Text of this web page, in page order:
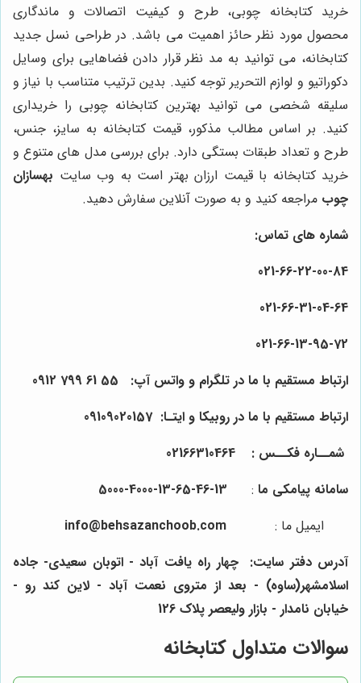
خرید کتابخانه چوبی، طرح و کیفیت اتصالات و ماندگاری
محصول مورد نظر حائز اهمیت می باشد. در طراحی نسل جدید
کتابخانه، می توانید به مد نظر قرار دادن فضاهایی برای وسایل
دکوراتیو و لوازم التحریر توجه کنید. بدین ترتیب متناسب با نیاز و
سلیقه شخصی می توانید بهترین کتابخانه چوبی را خریداری
کنید. بر اساس مطالب مذکور، قیمت کتابخانه به سایز، جنس،
طرح و تعداد طبقات بستگی دارد. برای بررسی مدل های متنوع و
خرید کتابخانه با قیمت ارزان بهتر است به وب سایت بهسازان
چوب مراجعه کنید و به صورت آنلاین سفارش دهید.
شماره های تماس:
021-66-22-00-84
021-66-31-04-64
021-66-13-95-72
ارتباط مستقیم با ما در تلگرام و واتس آپ:
0912 799 61 55
ارتباط مستقیم با ما در روبیکا و ایتـا: 0910
9020157
شمــاره فکــس :
02166310464
سامانه پیامکی ما :
13-46-65-13-4000-5000
ایمیل ما :
info@behsazanchoob.com
آدرس دفتر سایت: چهار راه یافت آباد - اتوبان سعیدی- جاده
اسلامشهر(ساوه) - بعد از متروی نعمت آباد - لاین کند رو -
خیابان نامدار - بازار ولیعصر پلاک 126
سوالات متداول کتابخانه